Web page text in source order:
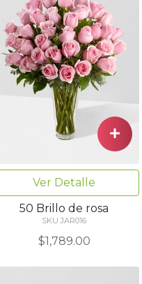
Ver Detalle
50 Brillo de rosa
SKU JAR016
$1,789.00